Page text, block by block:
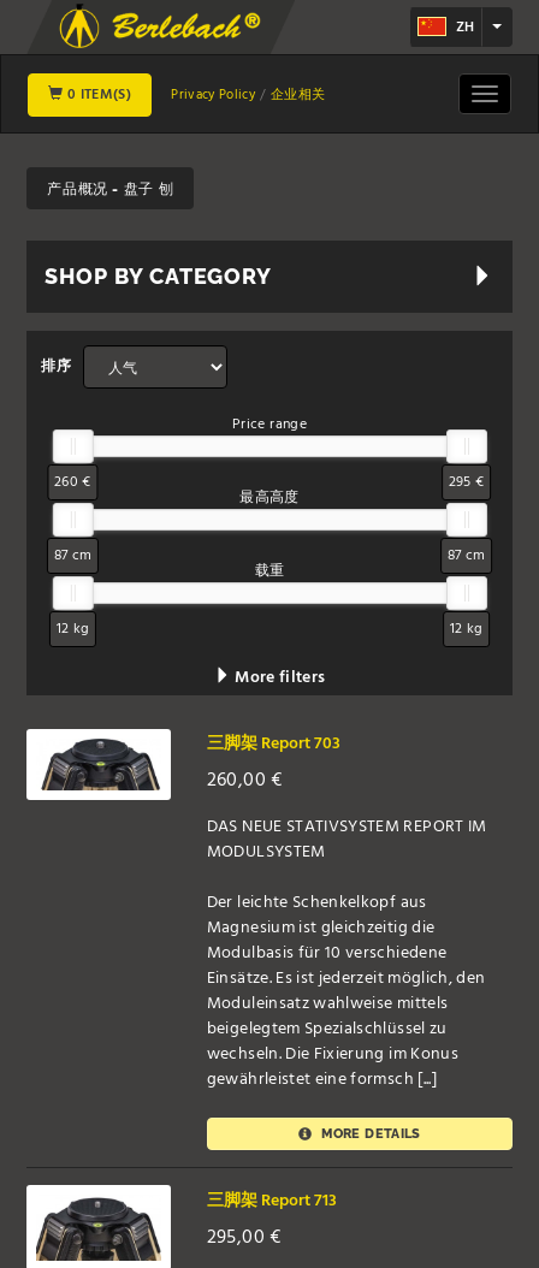
ZH
0 ITEM(S) Privacy Policy 企业相关
Toggle
产品概况 - 盘子 刨
SHOP BY CATEGORY
排序
Price range
260 € 295 €
最高高度
87 cm 87 cm
载重
12 kg 12 kg
More filters
三脚架 Report 703
260,00€
DAS NEUE STATIVSYSTEM REPORT IM
MODULSYSTEM
Der leichte Schenkelkopf aus
Magnesium ist gleichzeitig die
Modulbasis für 10 verschiedene
Einsätze. Es ist jederzeit möglich, den
Moduleinsatz wahlweise mittels
beigelegtem Spezialschlüssel zu
wechseln. Die Fixierung im Konus
gewährleistet eine formsch [...]
MORE DETAILS
三脚架 Report 713
295,00€